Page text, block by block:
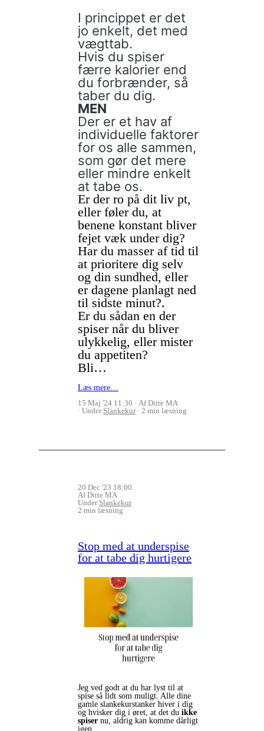
I princippet er det
jo enkelt, det med
vægttab.
Hvis du spiser
færre kalorier end
du forbrænder, så
taber du dig.
MEN
Der er et hav af
individuelle faktorer
for os alle sammen,
som gør det mere
eller mindre enkelt
at tabe os.
Er der ro på dit liv pt,
eller føler du, at
benene konstant bliver
fejet væk under dig?
Har du masser af tid til
at prioritere dig selv
og din sundhed, eller
er dagene planlagt ned
til sidste minut?.
Er du sådan en der
spiser når du bliver
ulykkelig, eller mister
du appetiten?
Bli…
Læs mere…
15 Maj '24 11:30
Af Ditte MA
Under Slankekur 2 min læsning
20 Dec '23 18:00
Af Ditte MA
Under Slankekur
2 min læsning
Stop med at underspise
for at tabe dig hurtigere
Jeg ved godt at du har lyst til at
spise så lidt som muligt. Alle dine
gamle slankekurstanker hiver i dig
og hvisker dig i øret, at det du ikke
spiser nu, aldrig kan komme dårligt
igen.